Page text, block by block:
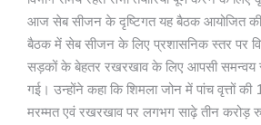
आज सेब सीजन के दृष्टिगत यह बैठक आयोजित
बैठक में सेब सीजन के लिए प्रशासनिक स्तर पर
सड़कों के बेहतर रखरखाव के लिए आपसी समन्वय से
गई। उन्होंने कहा कि शिमला जोन में पांच वृत्तों
मरम्मत एवं रखरखाव पर लगभग साढ़े तीन करोड़